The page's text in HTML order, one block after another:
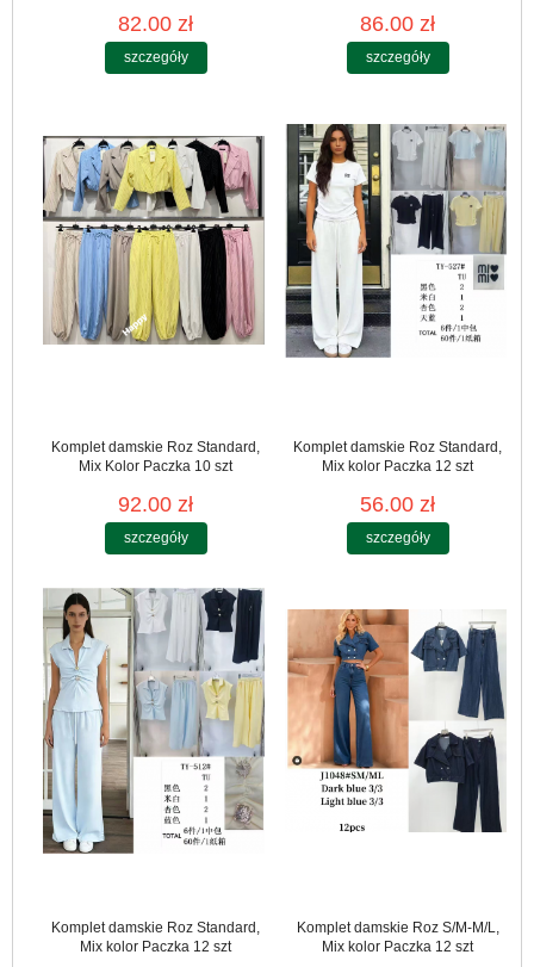
82.00 zł
szczegóły
86.00 zł
szczegóły
Komplet damskie Roz Standard,
Mix Kolor Paczka 10 szt
92.00 zł
szczegóły
Komplet damskie Roz Standard,
Mix kolor Paczka 12 szt
56.00 zł
szczegóły
Komplet damskie Roz Standard,
Mix kolor Paczka 12 szt
Komplet damskie Roz S/M-M/L,
Mix kolor Paczka 12 szt